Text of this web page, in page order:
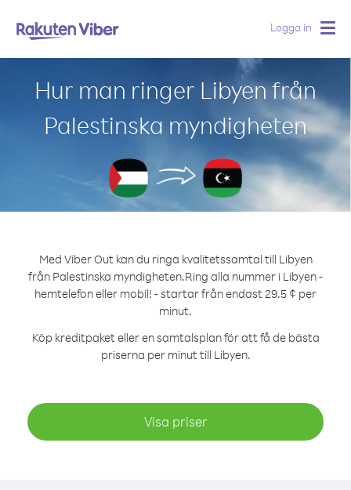
Logga in
Hur man ringer Libyen från
Palestinska myndigheten
Med Viber Out kan du ringa kvalitetssamtal till Libyen
från Palestinska myndigheten.Ring alla nummer i Libyen -
hemtelefon eller mobil! - startar från endast 29.5 ¢ per
minut.
Köp kreditpaket eller en samtalsplan för att få de bästa
priserna per minut till Libyen.
Visa priser